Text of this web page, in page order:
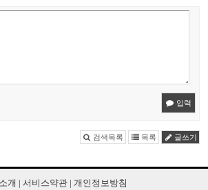
입력
검색목록 목록 글쓰기
개 | 서비스약관| 개인정보방침